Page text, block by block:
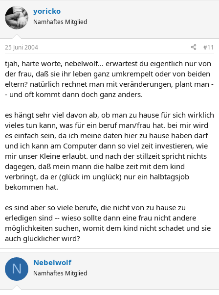
yoricko
Namhaftes Mitglied
25 Juni 2004 #11
tjah, harte worte, nebelwolf... erwartest du eigentlich nur von
der frau, daß sie ihr leben ganz umkrempelt oder von beiden
eltern? natürlich rechnet man mit veränderungen, plant man -
- und oft kommt dann doch ganz anders.
es hängt sehr viel davon ab, ob man zu hause für sich wirklich
vieles tun kann, was für ein beruf man/frau hat. bei mir wird
es einfach sein, da ich meine daten hier zu hause haben darf
und ich kann am Computer dann so viel zeit investieren, wie
mir unser Kleine erlaubt. und nach der stillzeit spricht nichts
dagegen, daß mein mann die halbe zeit mit dem kind
verbringt, da er (glück im unglück) nur ein halbtagsjob
bekommen hat.
es sind aber so viele berufe, die nicht von zu hause zu
erledigen sind -- wieso sollte dann eine frau nicht andere
möglichkeiten suchen, womit dem kind nicht schadet und sie
auch glücklicher wird?
N Nebelwolf
Namhaftes Mitglied